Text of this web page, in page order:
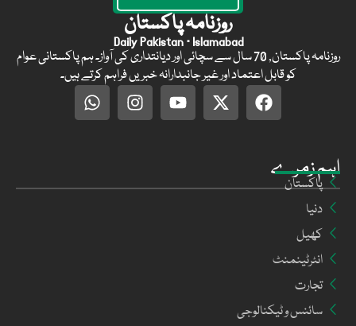
اہم زمرے
پاکستان
دنیا
کھیل
انٹرٹینمنٹ
تجارت
سائنس و ٹیکنالوجی
روزنامہ پاکستان
Daily Pakistan · Islamabad
روزنامہ پاکستان, 70 سال سے سچائی اور دیانتداری کی آواز۔ ہم پاکستانی عوام
کو قابل اعتماد اور غیر جانبدارانہ خبریں فراہم کرتے ہیں۔